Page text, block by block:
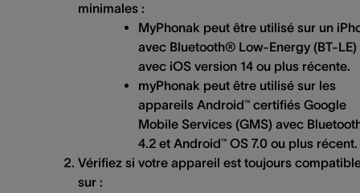
minimales :
MyPhonak peut être utilisé sur un
avec Bluetooth® Low-Energy (BT-LE)
avec iOS version 14 ou plus récente.
myPhonak peut être utilisé sur les
appareils Android™ certifiés Google
Mobile Services (GMS) avec
4.2 et Android™ OS 7.0 ou plus récent.
Vérifiez si votre appareil est toujours
sur :